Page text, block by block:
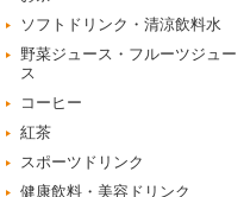
ソフトドリンク・清涼飲料水
野菜ジュース・フルーツジュー
ス
コーヒー
紅茶
スポーツドリンク
健康飲料・美容ドリンク